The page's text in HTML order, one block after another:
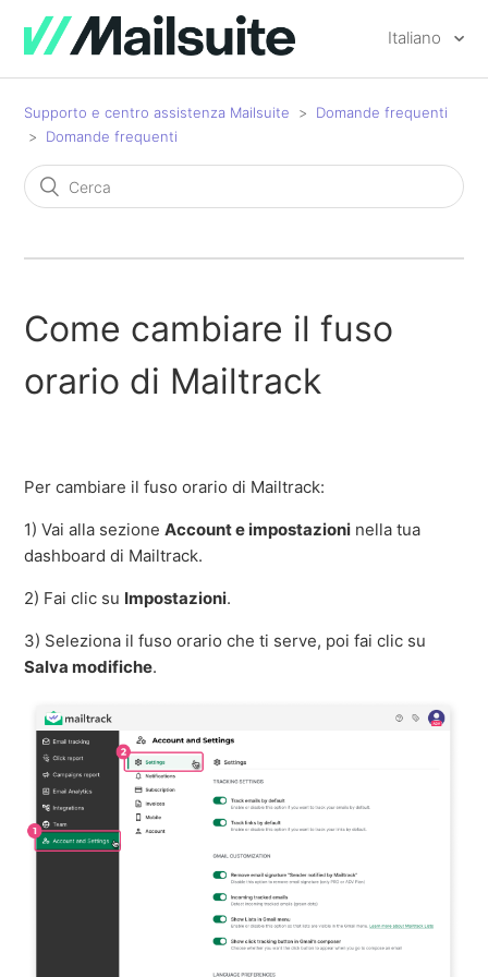
Italiano
Supporto e centro assistenza Mailsuite
Domande frequenti
Domande frequenti
Come cambiare il fuso
orario di Mailtrack
Per cambiare il fuso orario di Mailtrack:
1) Vai alla sezioneAccount e impostazioni nella tua
dashboard di Mailtrack.
2) Fai clic su Impostazioni.
3) Seleziona il fuso orario che ti serve, poi fai clic su
Salva modifiche.